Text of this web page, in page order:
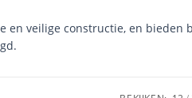
en veilige constructie, en bieden